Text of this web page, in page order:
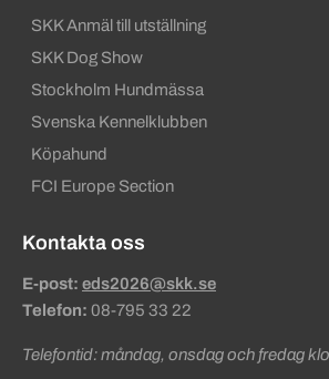
SKK Anmäl till utställning
SKK Dog Show
Stockholm Hundmässa
Svenska Kennelklubben
Köpahund
FCI Europe Section
Kontakta oss
E-post: eds2026@skk.se
Telefon: 08-795 33 22
Telefontid: måndag, onsdag och fredag